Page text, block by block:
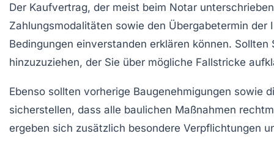
Der Kaufvertrag, der meist beim Notar
Zahlungsmodalitäten sowie den Übergabetermin
Bedingungen einverstanden erklären können.
hinzuzuziehen, der Sie über mögliche Fallstricke
Ebenso sollten vorherige Baugenehmigungen sowie
sicherstellen, dass alle baulichen Maßnahmen
ergeben sich zusätzlich besondere Verpflichtungen